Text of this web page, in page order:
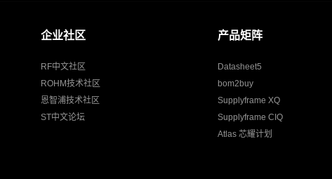
设计方法：
输出模拟电压；
单片机判断变化幅度。
企业社区
RF中文社区
ROHM技术社区
恩智浦技术社区
ST中文论坛
产品矩阵
Datasheet5
bom2buy
Supplyframe XQ
Supplyframe CIQ
Atlas 芯耀计划